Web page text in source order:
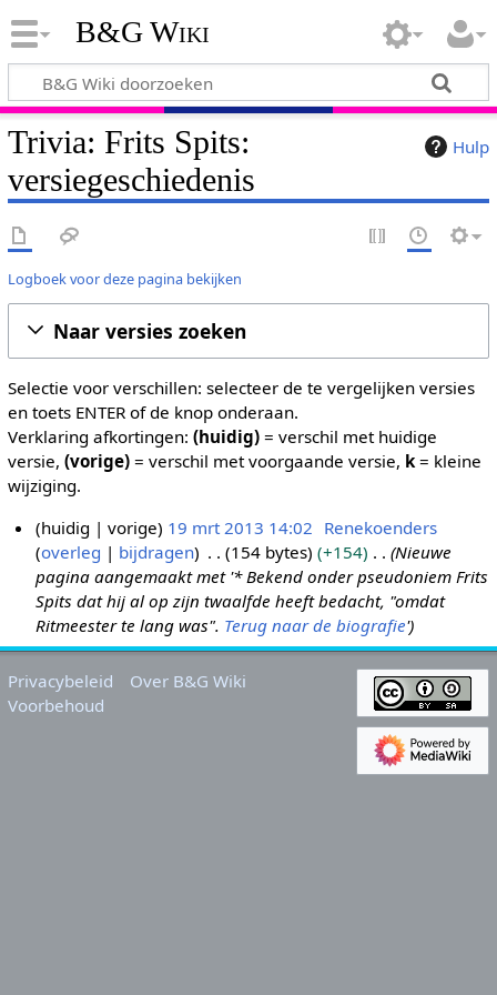
B&G Wiki
Hulp
Trivia: Frits Spits:
versiegeschiedenis
Logboek voor deze pagina bekijken
Naar versies zoeken
Selectie voor verschillen: selecteer de te vergelijken versies
en toets ENTER of de knop onderaan.
Verklaring afkortingen: (huidig)= verschil met huidige
versie, (vorige)= verschil met voorgaande versie, k= kleine
wijziging.
t
2
0
huidig vorige 19 mrt 2013 14:02 Renekoenders
overleg
bijdragen 154 bytes +154
Nieuwe
pagina aangemaakt met '* Bekend onder pseudoniem Frits
Spits dat hij al op zijn twaalfde heeft bedacht, "omdat
Ritmeester te lang was". Terug naar de biografie'
Privacybeleid
Over B&G Wiki
Voorbehoud